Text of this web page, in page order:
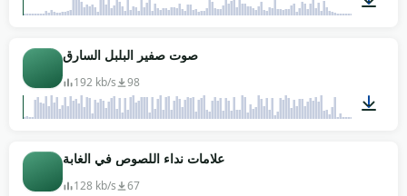
صوت صفير البلبل السارق
192 kb/s 98
علامات نداء اللصوص في الغابة
128 kb/s 67